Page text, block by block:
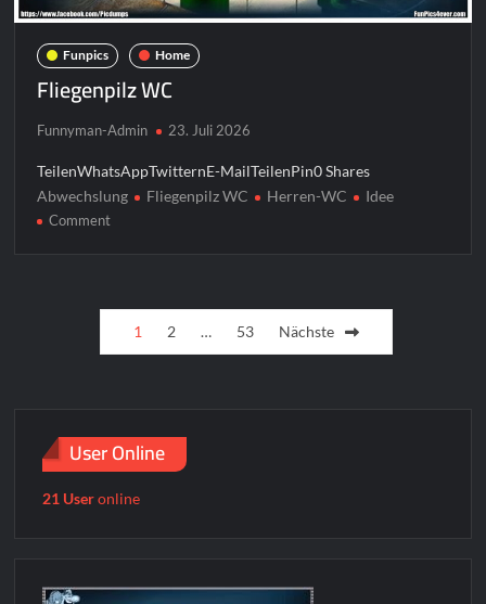
Funpics Home
Fliegenpilz WC
Funnyman-Admin 23. Juli 2026
TeilenWhatsAppTwitternE-MailTeilenPin0 Shares
Abwechslung
Fliegenpilz WC Herren-WC Idee
Commenton
Seitennummerierung
1 2 … 53 Nächste
User Online
21 Useronline